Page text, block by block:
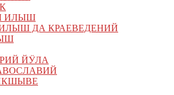
ИЛЫШ
ДА КРАЕВЕДЕНИЙ
ЙӰЛА